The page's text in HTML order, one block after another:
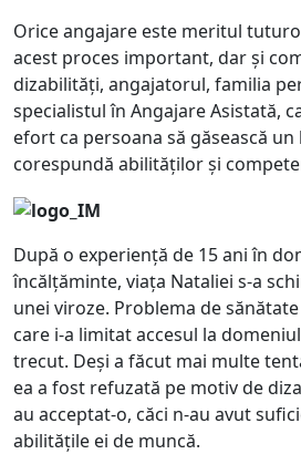
Orice angajare este meritul
acest proces important, dar și
dizabilități, angajatorul, familia
specialistul în Angajare Asistată,
efort ca persoana să găsească un
corespundă abilităților și
După o experiență de 15 ani în
încălțăminte, viața Nataliei s-a
unei viroze. Problema de
care i-a limitat accesul la
trecut. Deși a făcut mai multe
ea a fost refuzată pe motiv de
au acceptat-o, căci n-au avut
abilitățile ei de muncă.